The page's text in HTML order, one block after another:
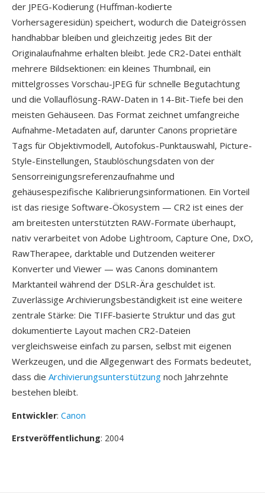
der JPEG-Kodierung (Huffman-kodierte
Vorhersageresidün) speichert, wodurch die Dateigrössen
handhabbar bleiben und gleichzeitig jedes Bit der
Originalaufnahme erhalten bleibt. Jede CR2-Datei enthält
mehrere Bildsektionen: ein kleines Thumbnail, ein
mittelgrosses Vorschau-JPEG für schnelle Begutachtung
und die Vollauflösung-RAW-Daten in 14-Bit-Tiefe bei den
meisten Gehäuseen. Das Format zeichnet umfangreiche
Aufnahme-Metadaten auf, darunter Canons proprietäre
Tags für Objektivmodell, Autofokus-Punktauswahl, Picture-
Style-Einstellungen, Staublöschungsdaten von der
Sensorreinigungsreferenzaufnahme und
gehäusespezifische Kalibrierungsinformationen. Ein Vorteil
ist das riesige Software-Ökosystem — CR2 ist eines der
am breitesten unterstützten RAW-Formate überhaupt,
nativ verarbeitet von Adobe Lightroom, Capture One, DxO,
RawTherapee, darktable und Dutzenden weiterer
Konverter und Viewer — was Canons dominantem
Marktanteil während der DSLR-Ära geschuldet ist.
Zuverlässige Archivierungsbeständigkeit ist eine weitere
zentrale Stärke: Die TIFF-basierte Struktur und das gut
dokumentierte Layout machen CR2-Dateien
vergleichsweise einfach zu parsen, selbst mit eigenen
Werkzeugen, und die Allgegenwart des Formats bedeutet,
dass die Archivierungsunterstützung noch Jahrzehnte
bestehen bleibt.
Entwickler: Canon
Erstveröffentlichung: 2004